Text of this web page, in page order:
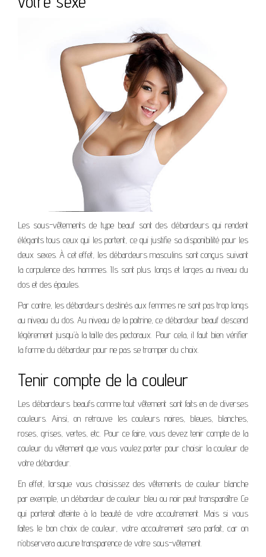
Les sous-vêtements de type beauf sont des débardeurs qui rendent
élégants tous ceux qui les portent, ce qui justifie sa disponibilité pour les
deux sexes. À cet effet, les débardeurs masculins sont conçus suivant
la corpulence des hommes. Ils sont plus longs et larges au niveau du
dos et des épaules.
Par contre, les débardeurs destinés aux femmes ne sont pas trop longs
au niveau du dos. Au niveau de la poitrine, ce débardeur beauf descend
légèrement jusqu’à la taille des pectoraux. Pour cela, il faut bien vérifier
la forme du débardeur pour ne pas se tromper du choix.
Tenir compte de la couleur
Les débardeurs beaufs comme tout vêtement sont faits en de diverses
couleurs. Ainsi, on retrouve les couleurs noires, bleues, blanches,
roses, grises, vertes, etc. Pour ce faire, vous devez tenir compte de la
couleur du vêtement que vous voulez porter pour choisir la couleur de
votre débardeur.
En effet, lorsque vous choisissez des vêtements de couleur blanche
par exemple, un débardeur de couleur bleu ou noir peut transparaître. Ce
qui porterait atteinte à la beauté de votre accoutrement. Mais si vous
faites le bon choix de couleur, votre accoutrement sera parfait, car on
n’observera aucune transparence de votre sous-vêtement.